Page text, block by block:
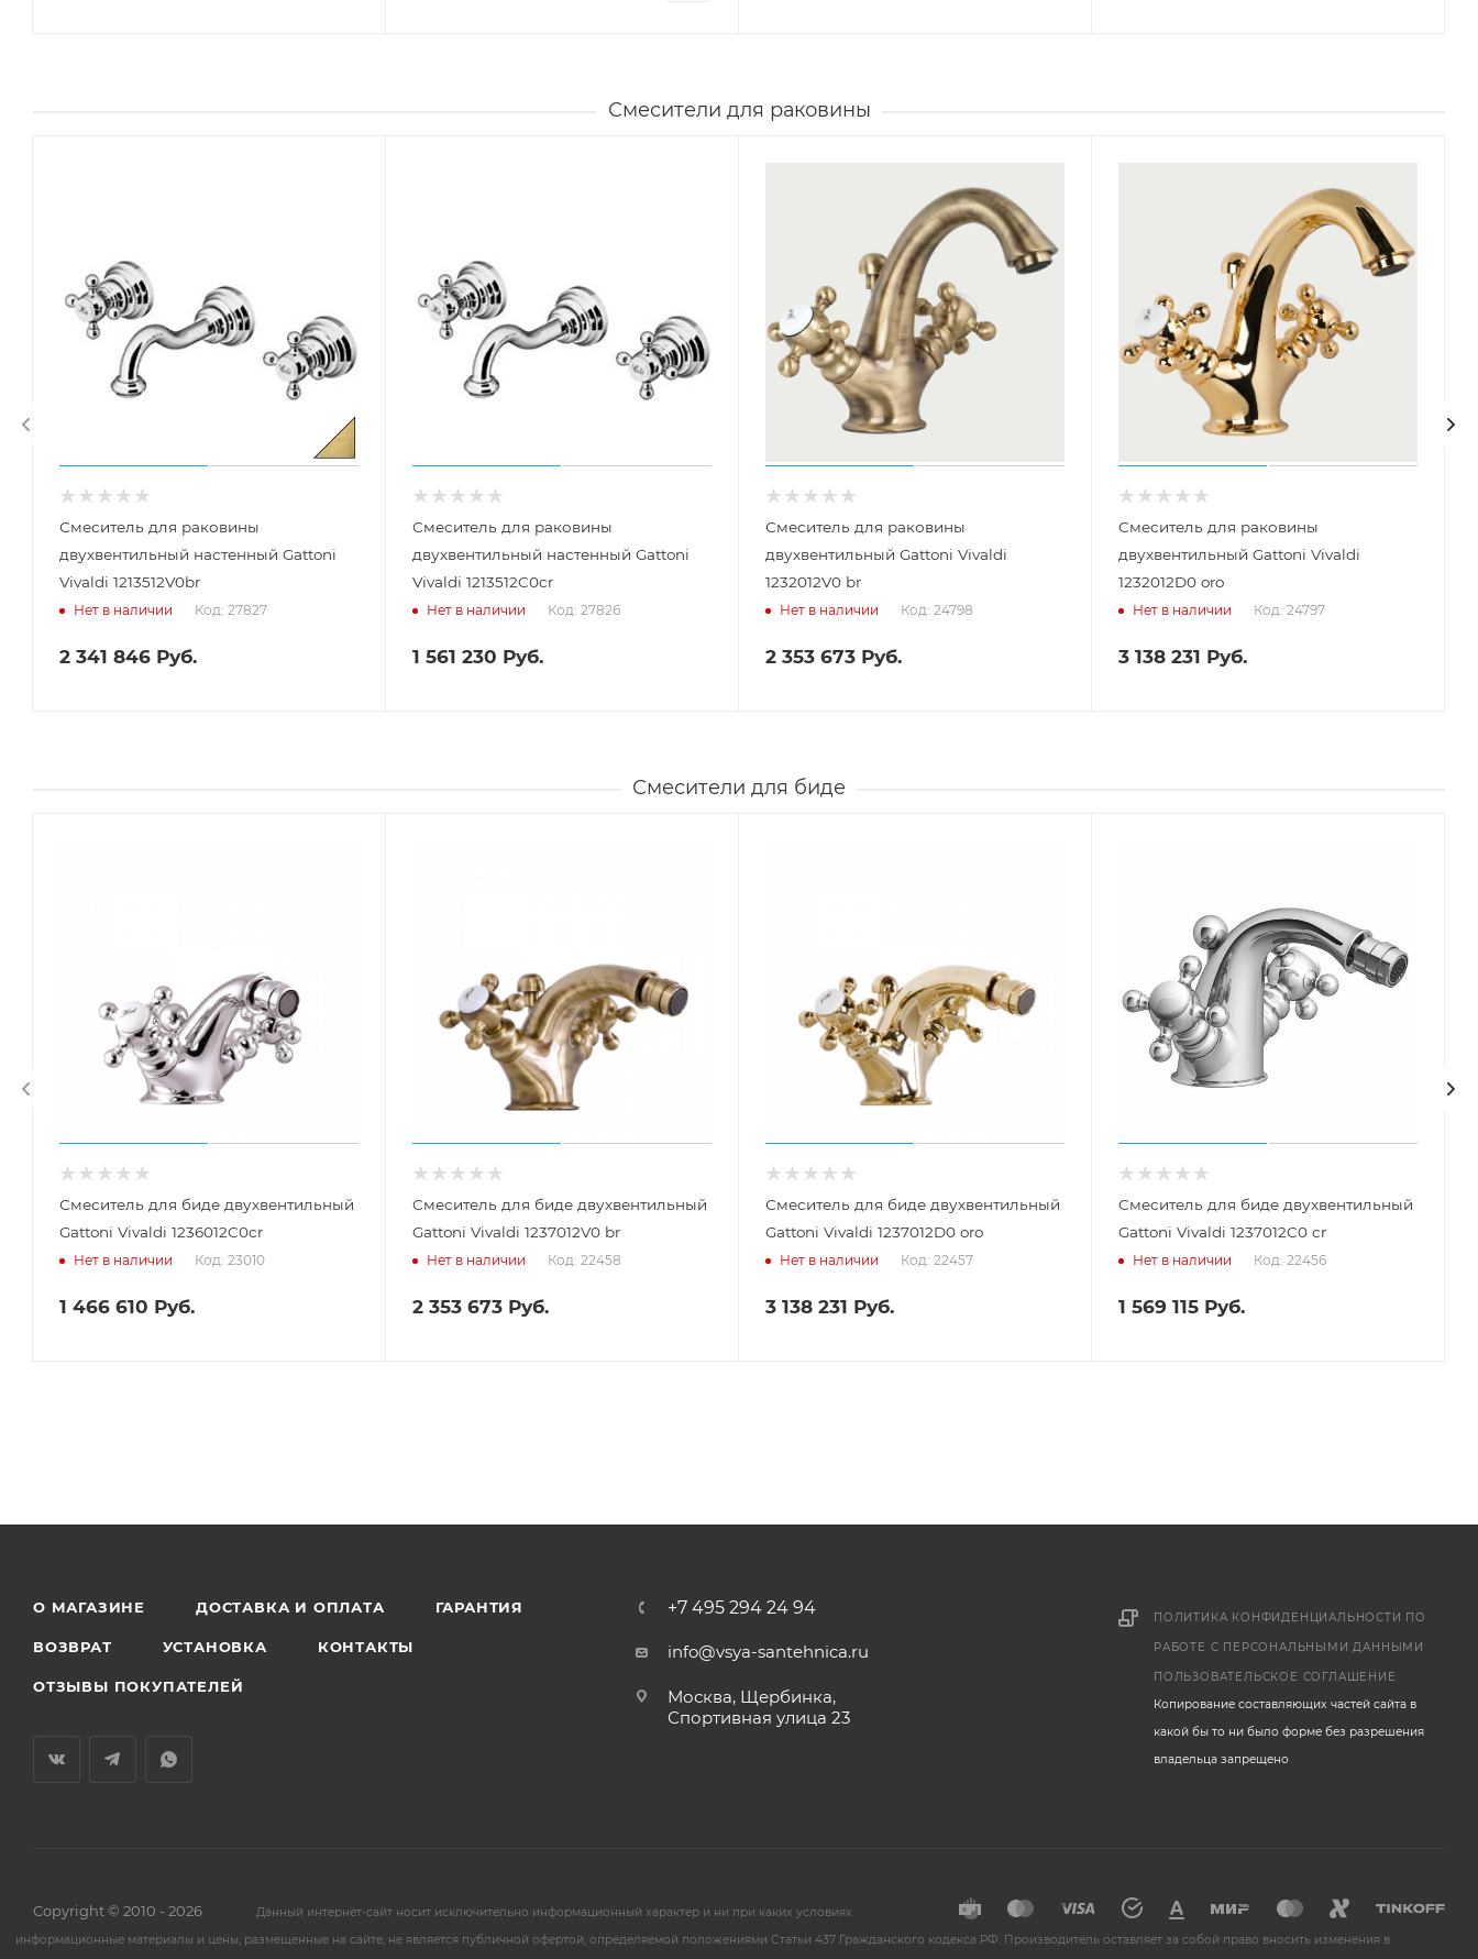
Смесители для раковины
Смеситель для раковины
двухвентильный настенный Gattoni
Vivaldi 1213512V0br
Нет в наличии Код: 27827
2 341 846 Руб.
Смеситель для раковины
двухвентильный настенный Gattoni
Vivaldi 1213512C0cr
Нет в наличии Код: 27826
1 561 230 Руб.
Смеситель для раковины
двухвентильный Gattoni Vivaldi
1232012V0 br
Нет в наличии Код: 24798
2 353 673 Руб.
Смеситель для раковины
двухвентильный Gattoni Vivaldi
1232012D0 oro
Нет в наличии Код: 24797
3 138 231 Руб.
Смесители для биде
Смеситель для биде двухвентильный
Gattoni Vivaldi 1236012C0cr
Нет в наличии Код: 23010
1 466 610 Руб.
Смеситель для биде двухвентильный
Gattoni Vivaldi 1237012V0 br
Нет в наличии Код: 22458
2 353 673 Руб.
Смеситель для биде двухвентильный
Gattoni Vivaldi 1237012D0 oro
Нет в наличии Код: 22457
3 138 231 Руб.
Смеситель для биде двухвентильный
Gattoni Vivaldi 1237012C0 cr
Нет в наличии Код: 22456
1 569 115 Руб.
О МАГАЗИНЕ ДОСТАВКА И ОПЛАТА ГАРАНТИЯ
ВОЗВРАТ УСТАНОВКА КОНТАКТЫ
ОТЗЫВЫ ПОКУПАТЕЛЕЙ
+7 495 294 24 94
info@vsya-santehnica.ru
Москва, Щербинка,
Спортивная улица 23
ПОЛИТИКА КОНФИДЕНЦИАЛЬНОСТИ ПО
РАБОТЕ С ПЕРСОНАЛЬНЫМИ ДАННЫМИ
ПОЛЬЗОВАТЕЛЬСКОЕ СОГЛАШЕНИЕ
Копирование составляющих частей сайта в
какой бы то ни было форме без разрешения
владельца запрещено
Copyright © 2010 - 2026
Данный интернет-сайт носит исключительно информационный характер и ни при каких условиях
информационные материалы и цены, размещенные на сайте, не является публичной офертой, определяемой положениями Статьи 437 Гражданского кодекса РФ. Производитель оставляет за собой право вносить изменения в